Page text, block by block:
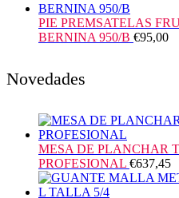
PIE PREMSATELAS
BERNINA 950/B €95,00
Novedades
MESA DE PLANCHAR
PROFESIONAL €637,45